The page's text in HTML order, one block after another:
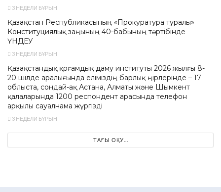
3 НЕДЕЛИ БҰРЫН
Қазақстан Республикасының «Прокуратура туралы»
Конституциялық заңының 40-бабының тәртібінде
ҮНДЕУ
3 НЕДЕЛИ БҰРЫН
Қазақстандық қоғамдық даму институты 2026 жылғы 8-
20 шілде аралығында еліміздің барлық өңірлерінде – 17
облыста, сондай-ақ Астана, Алматы және Шымкент
қалаларында 1200 респондент арасында телефон
арқылы сауалнама жүргізді
3 НЕДЕЛИ БҰРЫН
ТАҒЫ ОҚУ...